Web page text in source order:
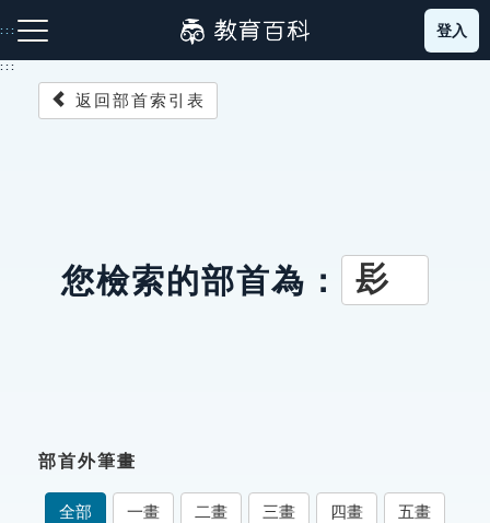
到
主
:::
成語故事
索引選單
登入
:::
返回部首索引表
您檢索的部首為： 髟
部首外筆畫
全部 一畫 二畫 三畫 四畫 五畫